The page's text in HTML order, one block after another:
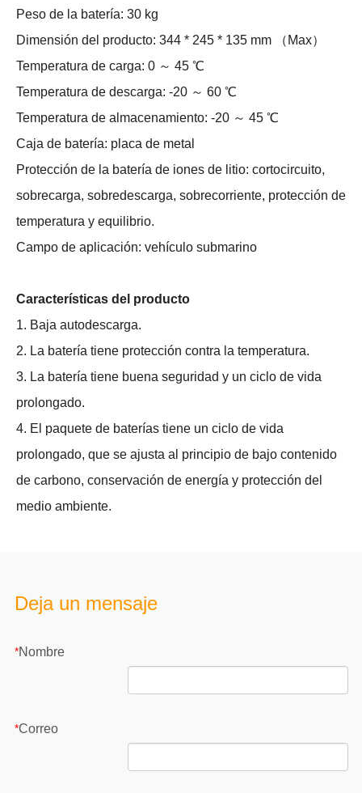
Peso de la batería: 30 kg
Dimensión del producto: 344 * 245 * 135 mm （Max）
Temperatura de carga: 0 ～ 45 ℃
Temperatura de descarga: -20 ～ 60 ℃
Temperatura de almacenamiento: -20 ～ 45 ℃
Caja de batería: placa de metal
Protección de la batería de iones de litio: cortocircuito,
sobrecarga, sobredescarga, sobrecorriente, protección de
temperatura y equilibrio.
Campo de aplicación: vehículo submarino
Características del producto
1. Baja autodescarga.
2. La batería tiene protección contra la temperatura.
3. La batería tiene buena seguridad y un ciclo de vida
prolongado.
4. El paquete de baterías tiene un ciclo de vida
prolongado, que se ajusta al principio de bajo contenido
de carbono, conservación de energía y protección del
medio ambiente.
Deja un mensaje
*Nombre
*Correo